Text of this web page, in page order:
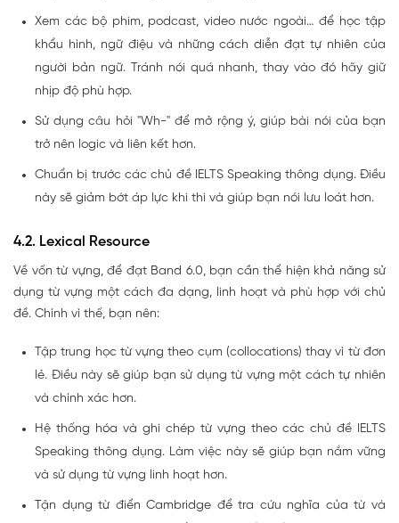
Xem các bộ phim, podcast, video nước ngoài… để học tập
khẩu hình, ngữ điệu và những cách diễn đạt tự nhiên của
người bản ngữ. Tránh nói quá nhanh, thay vào đó hãy giữ
nhịp độ phù hợp.
Sử dụng câu hỏi "Wh-" để mở rộng ý, giúp bài nói của bạn
trở nên logic và liên kết hơn.
Chuẩn bị trước các chủ đề IELTS Speaking thông dụng. Điều
này sẽ giảm bớt áp lực khi thi và giúp bạn nói lưu loát hơn.
4.2. Lexical Resource
Về vốn từ vựng, để đạt Band 6.0, bạn cần thể hiện khả năng sử
dụng từ vựng một cách đa dạng, linh hoạt và phù hợp với chủ
đề. Chính vì thế, bạn nên:
Tập trung học từ vựng theo cụm (collocations) thay vì từ đơn
lẻ. Điều này sẽ giúp bạn sử dụng từ vựng một cách tự nhiên
và chính xác hơn.
Hệ thống hóa và ghi chép từ vựng theo các chủ đề IELTS
Speaking thông dụng. Làm việc này sẽ giúp bạn nắm vững
và sử dụng từ vựng linh hoạt hơn.
Tận dụng từ điển Cambridge để tra cứu nghĩa của từ và